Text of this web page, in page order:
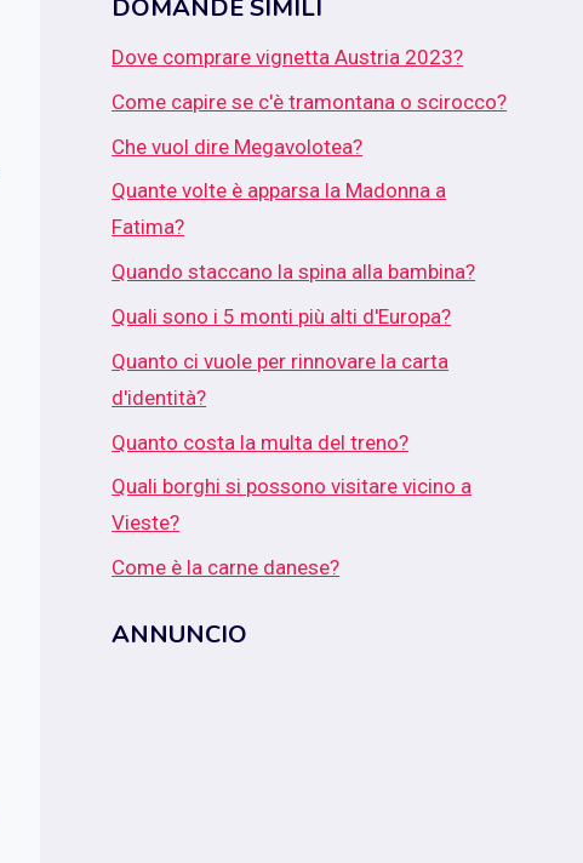
DOMANDE SIMILI
Dove comprare vignetta Austria 2023?
Come capire se c'è tramontana o scirocco?
Che vuol dire Megavolotea?
Quante volte è apparsa la Madonna a
Fatima?
Quando staccano la spina alla bambina?
Quali sono i 5 monti più alti d'Europa?
Quanto ci vuole per rinnovare la carta
d'identità?
Quanto costa la multa del treno?
Quali borghi si possono visitare vicino a
Vieste?
Come è la carne danese?
ANNUNCIO